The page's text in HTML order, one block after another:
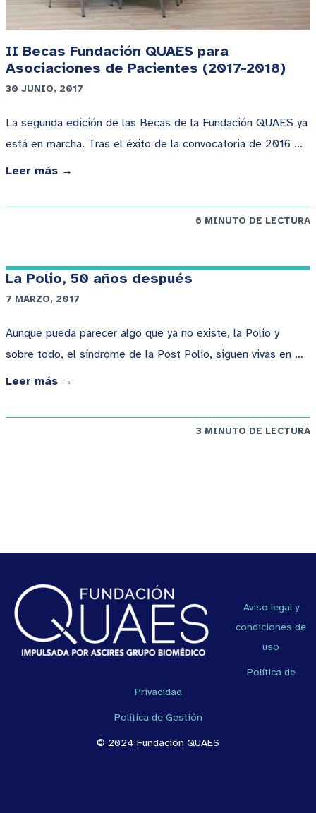
II Becas Fundación QUAES para
Asociaciones de Pacientes (2017-2018)
30 JUNIO, 2017
La segunda edición de las Becas de la Fundación QUAES ya
está en marcha. Tras el éxito de la convocatoria de 2016 …
Leer más →
6 MINUTO DE LECTURA
La Polio, 50 años después
7 MARZO, 2017
Aunque pueda parecer algo que ya no existe, la Polio y
sobre todo, el síndrome de la Post Polio, siguen vivas en …
Leer más →
3 MINUTO DE LECTURA
Aviso legal y
condiciones de
uso
Política de
Privacidad
Política de Gestión
© 2024 Fundación QUAES